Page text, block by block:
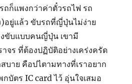
ถก็แพงกว่าค่าตั๋วรถไฟ รถ
อยู่แล้ว ขับรถที่ญี่ปุ่นไม่ง่าย
ขับแบบคนญี่ปุ่น เขามี
าจร ที่ต้องปฏิบัติอย่างเคร่งครัด
บาย คือปไตามทางที่เราอยาก
บัตร IC card ไว้ อุ่นใจเสมอ